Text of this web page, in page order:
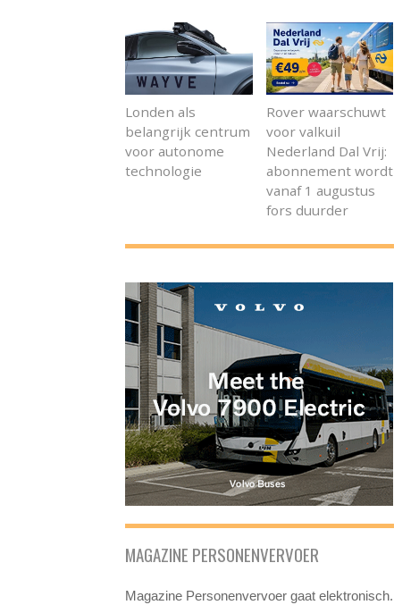
Londen als
belangrijk centrum
voor autonome
technologie
Rover waarschuwt
voor valkuil
Nederland Dal Vrij:
abonnement wordt
vanaf 1 augustus
fors duurder
MAGAZINE PERSONENVERVOER
Magazine Personenvervoer gaat elektronisch.